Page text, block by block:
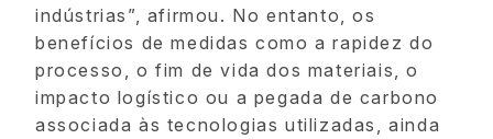
indústrias”, afirmou. No entanto, os
benefícios de medidas como a rapidez do
processo, o fim de vida dos materiais, o
impacto logístico ou a pegada de carbono
associada às tecnologias utilizadas, ainda